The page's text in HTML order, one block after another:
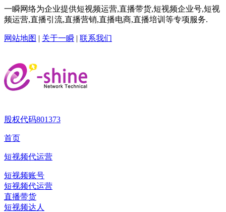
一瞬网络为企业提供短视频运营,直播带货,短视频企业号,短视
频运营,直播引流,直播营销,直播电商,直播培训等专项服务.
网站地图 | 关于一瞬 | 联系我们
股权代码801373
首页
短视频代运营
短视频账号
短视频代运营
直播带货
短视频达人